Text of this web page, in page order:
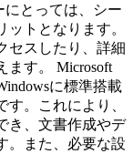
にとっては、シー
トとなります。
セスしたり、詳細
ます。 Microsoft
に標準搭載
。これにより、
き、文書作成やデ
。また、必要な設